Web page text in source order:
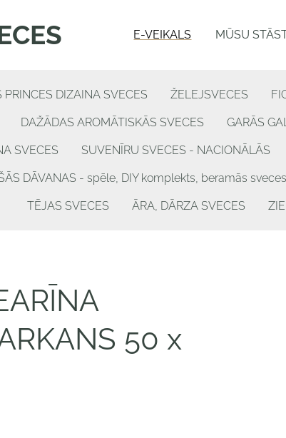
E-VEIKALS MŪSU
DIZAINA SVECES ŽELEJSVECES
DAŽĀDAS AROMĀTISKĀS SVECES GARĀS
SVECES SUVENĪRU SVECES - NACIONĀLĀS
DĀVANAS - spēle, DIY komplekts, beramās
TĒJAS SVECES ĀRA, DĀRZA SVECES
50 x